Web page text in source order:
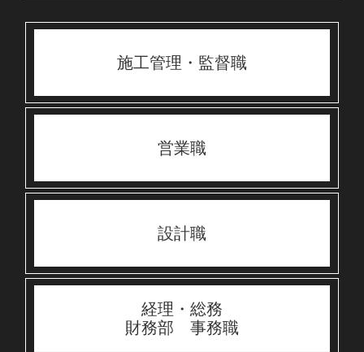
施工管理・監督職
営業職
設計職
経理・総務
財務部 事務職